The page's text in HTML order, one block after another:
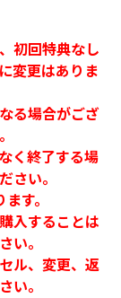
初回特典なし
変更はありま
る場合がござ
く終了する場
さい。
す。
入することは
い。
ル、変更、返
い。